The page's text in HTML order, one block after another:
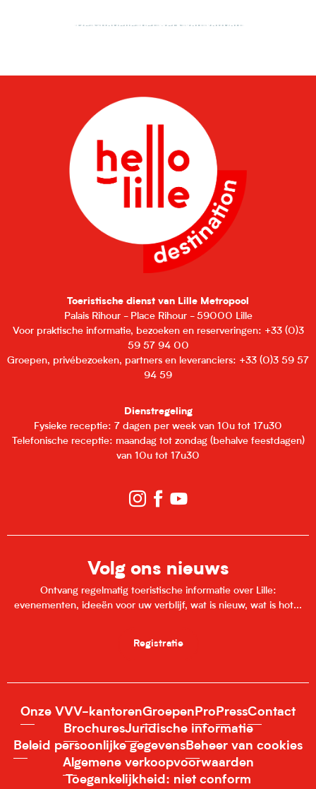
De Citadelle, het werk van Vauban
Toeristische dienst van Lille Metropool
Palais Rihour - Place Rihour - 59000 Lille
Voor praktische informatie, bezoeken en reserveringen: +33 (0)3
59 57 94 00
Groepen, privébezoeken, partners en leveranciers: +33 (0)3 59 57
94 59
Dienstregeling
Fysieke receptie: 7 dagen per week van 10u tot 17u30
Telefonische receptie: maandag tot zondag (behalve feestdagen)
van 10u tot 17u30
Volg ons nieuws
Ontvang regelmatig toeristische informatie over Lille:
evenementen, ideeën voor uw verblijf, wat is nieuw, wat is hot...
Registratie
Onze VVV-kantorenGroepen Pro PressContact
BrochuresJuridische informatie
Beleid persoonlijke gegevensBeheer van cookies
Algemene verkoopvoorwaarden
Toegankelijkheid: niet conform